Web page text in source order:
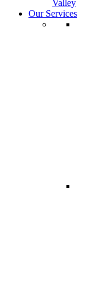
Valley
Our Services